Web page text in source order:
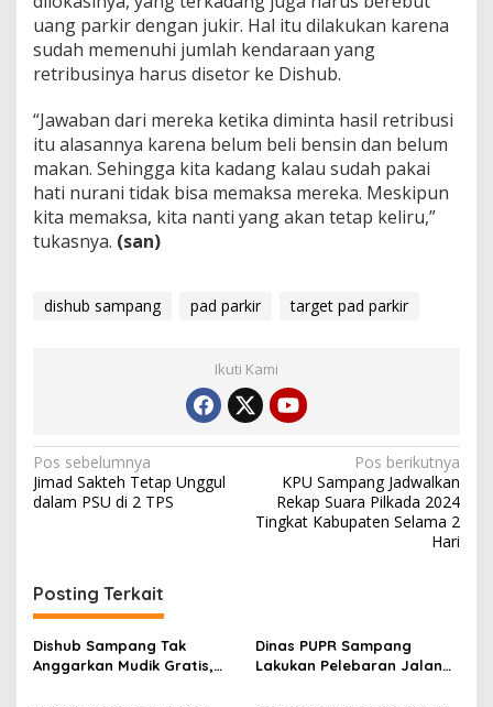
uang parkir dengan jukir. Hal itu dilakukan karena
sudah memenuhi jumlah kendaraan yang
retribusinya harus disetor ke Dishub.
“Jawaban dari mereka ketika diminta hasil retribusi
itu alasannya karena belum beli bensin dan belum
makan. Sehingga kita kadang kalau sudah pakai
hati nurani tidak bisa memaksa mereka. Meskipun
kita memaksa, kita nanti yang akan tetap keliru,”
tukasnya. (san)
dishub sampang pad parkir target pad parkir
Ikuti Kami
Navigasi
pos
Pos sebelumnya
Jimad Sakteh Tetap Unggul
dalam PSU di 2 TPS
Pos berikutnya
KPU Sampang Jadwalkan
Rekap Suara Pilkada 2024
Tingkat Kabupaten Selama 2
Hari
Posting Terkait
Dishub Sampang Tak
Anggarkan Mudik Gratis,
Dinas PUPR Sampang
Lakukan Pelebaran Jalan